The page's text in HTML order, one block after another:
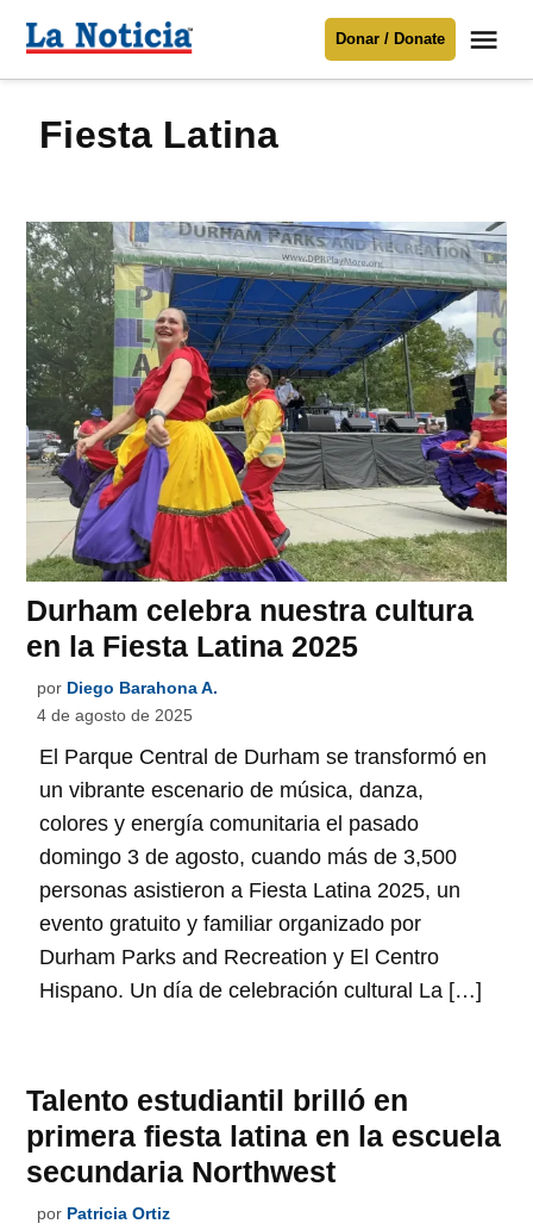
Para mantenerte informado necesitamos
contenido
Noticia
Donar / Donate
Fiesta Latina
Durham celebra nuestra cultura
en la Fiesta Latina 2025
por Diego Barahona A.
4 de agosto de 2025
El Parque Central de Durham se transformó en
un vibrante escenario de música, danza,
colores y energía comunitaria el pasado
domingo 3 de agosto, cuando más de 3,500
personas asistieron a Fiesta Latina 2025, un
evento gratuito y familiar organizado por
Durham Parks and Recreation y El Centro
Hispano. Un día de celebración cultural La […]
Talento estudiantil brilló en
primera fiesta latina en la escuela
secundaria Northwest
por Patricia Ortiz